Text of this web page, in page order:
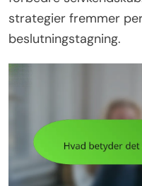
strategier fremmer
beslutningstagning.